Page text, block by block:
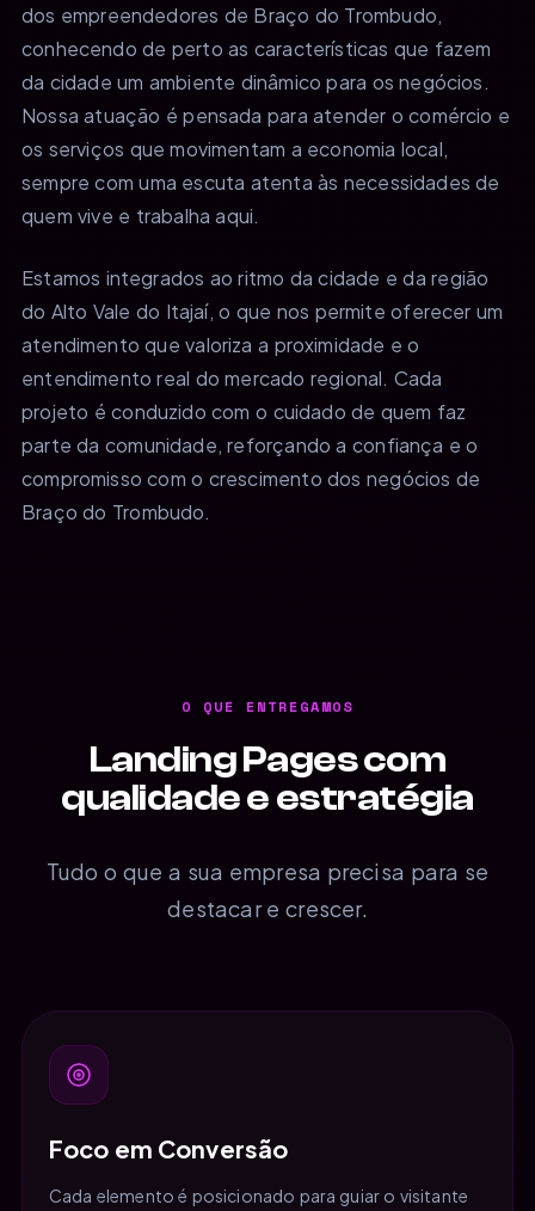
dos empreendedores de Braço do Trombudo,
conhecendo de perto as características que fazem
da cidade um ambiente dinâmico para os negócios.
Nossa atuação é pensada para atender o comércio e
os serviços que movimentam a economia local,
sempre com uma escuta atenta às necessidades de
quem vive e trabalha aqui.
Estamos integrados ao ritmo da cidade e da região
do Alto Vale do Itajaí, o que nos permite oferecer um
atendimento que valoriza a proximidade e o
entendimento real do mercado regional. Cada
projeto é conduzido com o cuidado de quem faz
parte da comunidade, reforçando a confiança e o
compromisso com o crescimento dos negócios de
Braço do Trombudo.
O QUE ENTREGAMOS
Landing Pages com
qualidade e estratégia
Tudo o que a sua empresa precisa para se
destacar e crescer.
Foco em Conversão
Cada elemento é posicionado para guiar o visitante